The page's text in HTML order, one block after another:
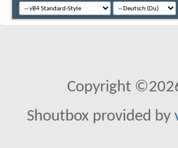
Copyright
Shoutbox provided by